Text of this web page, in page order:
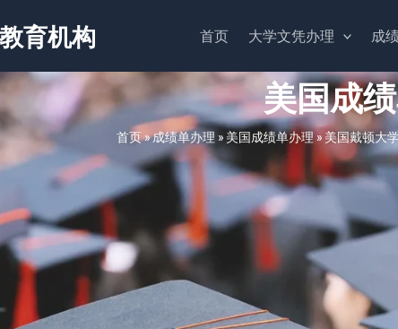
育机构 首页 大学文凭办理 成
美国成
首页»成绩单办理 » 美国成绩单办理»美国戴顿